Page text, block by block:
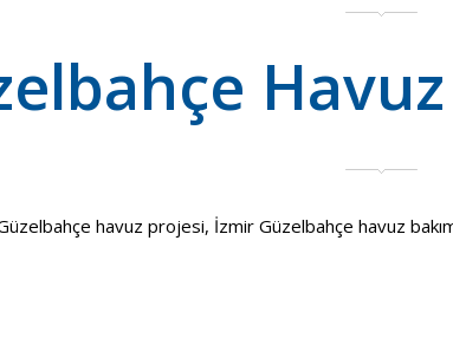
havuz projesi, İzmir Güzelbahçe havuz